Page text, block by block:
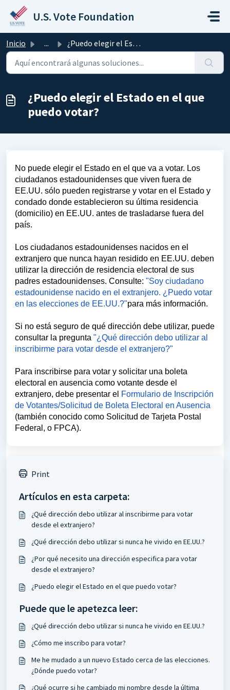
Saltar al contenido principal
U.S. Vote Foundation
Inicio ... ¿Puedo elegir el Estado en el que puedo votar?
¿Puedo elegir el Estado en el que
puedo votar?
No puede elegir el Estado en el que va a votar. Los
ciudadanos estadounidenses que viven fuera de
EE.UU. sólo pueden registrarse y votar en el Estado y
condado donde establecieron su última residencia
(domicilio) en EE.UU. antes de trasladarse fuera del
país.
Los ciudadanos estadounidenses nacidos en el
extranjero que nunca hayan residido en EE.UU. deben
utilizar la dirección de residencia electoral de sus
padres estadounidenses. Consulte: "Soy ciudadano
estadounidense nacido en el extranjero. ¿Puedo votar
en las elecciones de EE.UU.?"para más información.
Si no está seguro de qué dirección debe utilizar, puede
consultar la pregunta "¿Qué dirección debo utilizar al
inscribirme para votar desde el extranjero?"
Para inscribirse para votar y solicitar una boleta
electoral en ausencia como votante desde el
extranjero, debe presentar el Formulario de Inscripción
de Votantes/Solicitud de Boleta Electoral en Ausencia
(también conocido como Solicitud de Tarjeta Postal
Federal, o FPCA).
Print
Artículos en esta carpeta:
¿Qué dirección debo utilizar al inscribirme para votar
desde el extranjero?
¿Qué dirección debo utilizar si nunca he vivido en EE.UU.?
¿Por qué necesito una dirección especifica para votar
desde el extranjero?
¿Puedo elegir el Estado en el que puedo votar?
Puede que le apetezca leer:
¿Qué dirección debo utilizar si nunca he vivido en EE.UU.?
¿Cómo me inscribo para votar?
Me he mudado a un nuevo Estado cerca de las elecciones.
¿Dónde puedo votar?
¿Qué ocurre si he cambiado mi nombre desde la última